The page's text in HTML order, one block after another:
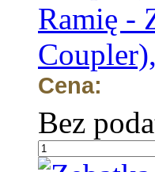
Ramię -
Cena:
Bez